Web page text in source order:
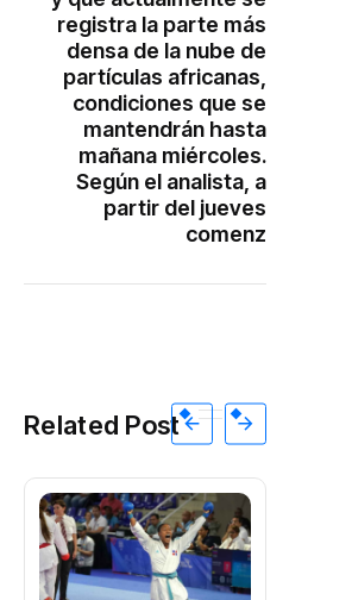
registra la parte más
densa de la nube de
partículas africanas,
condiciones que se
mantendrán hasta
mañana miércoles.
Según el analista, a
partir del jueves
comenz
Related Post